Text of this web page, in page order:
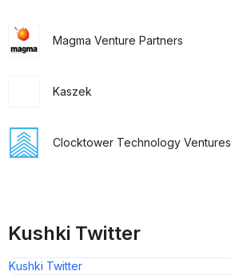
Magma Venture Partners
Kaszek
Clocktower Technology Ventures
Kushki Twitter
Kushki Twitter